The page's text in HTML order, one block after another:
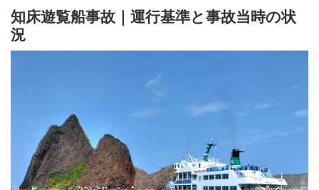
知床遊覧船事故｜運行基準と事故当時の状
況